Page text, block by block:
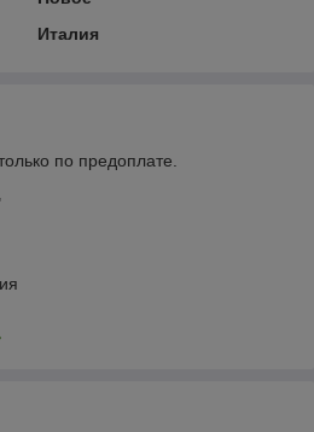
Италия
по предоплате.